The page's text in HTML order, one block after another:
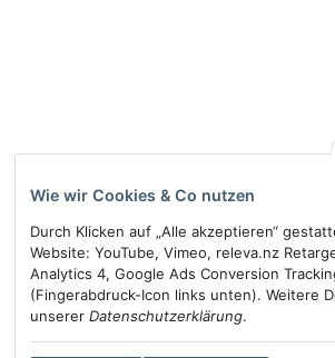
Wie wir Cookies & Co nutzen
Durch Klicken auf „Alle akzeptieren“
Website: YouTube, Vimeo, releva.nz
Analytics 4, Google Ads Conversion
(Fingerabdruck-Icon links unten). Weitere
unserer Datenschutzerklärung.